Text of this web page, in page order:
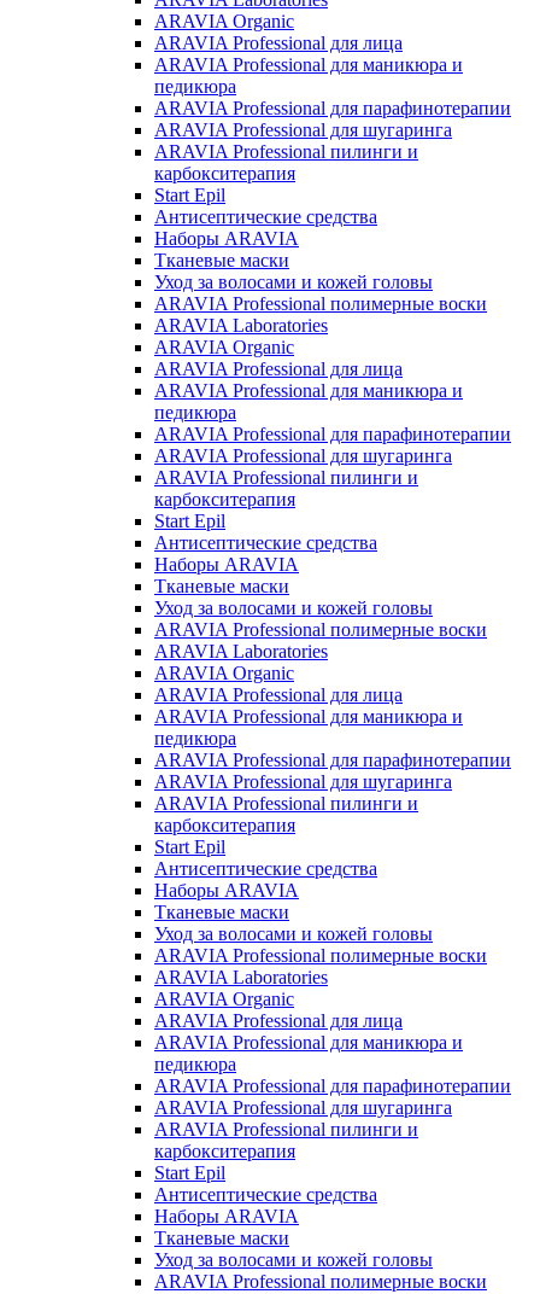
ARAVIA Organic
ARAVIA Professional для лица
ARAVIA Professional для маникюра и
педикюра
ARAVIA Professional для парафинотерапии
ARAVIA Professional для шугаринга
ARAVIA Professional пилинги и
карбокситерапия
Start Epil
Антисептические средства
Наборы ARAVIA
Тканевые маски
Уход за волосами и кожей головы
ARAVIA Professional полимерные воски
ARAVIA Laboratories
ARAVIA Organic
ARAVIA Professional для лица
ARAVIA Professional для маникюра и
педикюра
ARAVIA Professional для парафинотерапии
ARAVIA Professional для шугаринга
ARAVIA Professional пилинги и
карбокситерапия
Start Epil
Антисептические средства
Наборы ARAVIA
Тканевые маски
Уход за волосами и кожей головы
ARAVIA Professional полимерные воски
ARAVIA Laboratories
ARAVIA Organic
ARAVIA Professional для лица
ARAVIA Professional для маникюра и
педикюра
ARAVIA Professional для парафинотерапии
ARAVIA Professional для шугаринга
ARAVIA Professional пилинги и
карбокситерапия
Start Epil
Антисептические средства
Наборы ARAVIA
Тканевые маски
Уход за волосами и кожей головы
ARAVIA Professional полимерные воски
ARAVIA Laboratories
ARAVIA Organic
ARAVIA Professional для лица
ARAVIA Professional для маникюра и
педикюра
ARAVIA Professional для парафинотерапии
ARAVIA Professional для шугаринга
ARAVIA Professional пилинги и
карбокситерапия
Start Epil
Антисептические средства
Наборы ARAVIA
Тканевые маски
Уход за волосами и кожей головы
ARAVIA Professional полимерные воски